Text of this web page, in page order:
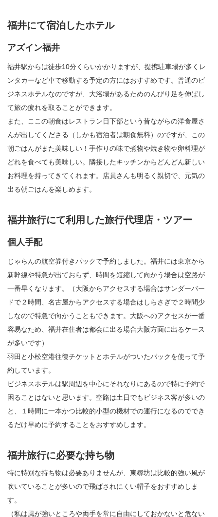
福井にて宿泊したホテル
アズイン福井
福井駅からは徒歩10分くらいかかりますが、提携駐車場が多くレ
ンタカーなど車で移動する予定の方にはおすすめです。普通のビ
ジネスホテルなのですが、大浴場があるためのんびり足を伸ばし
て旅の疲れを取ることができます。
また、ここの朝食はレストラン日下部という昔ながらの洋食屋さ
んが出してくださる（しかも宿泊者は朝食無料）のですが、この
朝ごはんがまた美味しい！手作りの味で煮物や焼き物や卵料理が
どれを食べても美味しい。隣接したキッチンからどんどん新しい
お料理を持ってきてくれます。店員さんも明るく親切で、元気の
出る朝ごはんを楽しめます。
福井旅行にて利用した旅行代理店・ツアー
個人手配
じゃらんの航空券付きパックで予約しました。福井には東京から
新幹線や特急が出ておらず、時間を短縮して向かう場合は空路が
一番早くなります。（大阪からアクセスする場合はサンダーバー
ドで２時間、名古屋からアクセスする場合はしらさぎで２時間少
しなので特急で向かうこともできます。大阪へのアクセスが一番
容易なため、福井在住者は都会に出る場合大阪方面に出るケース
が多いです）
羽田と小松空港往復チケットとホテルがついたパックを使って予
約しています。
ビジネスホテルは駅周辺を中心にそれなりにあるので特に予約で
困ることはないと思います。空路は土日でもビジネス客が多いの
と、１時間に一本かつ比較的小型の機材での運行になるのででき
るだけ早めに予約することをおすすめします。
福井旅行に必要な持ち物
特に特別な持ち物は必要ありませんが、東尋坊は比較的強い風が
吹いていることが多いので飛ばされにくい帽子をおすすめしま
す。
（私は風が強いところや両手を常に自由にしておかないと危ない